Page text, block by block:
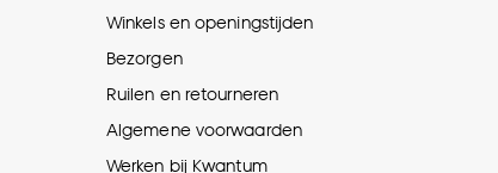
24 maanden
0.44 Kg
Winkels en openingstijden
Bezorgen
Ruilen en retourneren
Algemene voorwaarden
Werken bij Kwantum